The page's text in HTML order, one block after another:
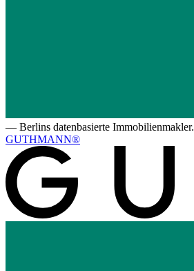
— Berlins datenbasierte Immobilienmakler.
GUTHMANN®